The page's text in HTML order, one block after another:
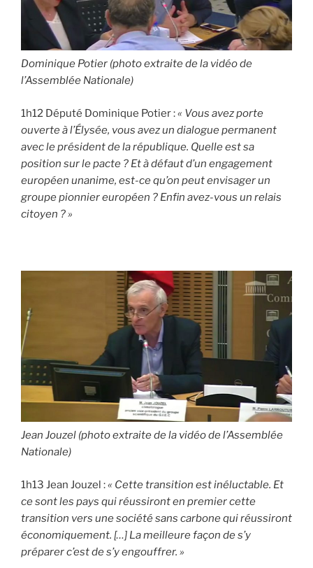
Dominique Potier (photo extraite de la vidéo de
l’Assemblée Nationale)
1h12 Député Dominique Potier :« Vous avez porte
ouverte à l’Élysée, vous avez un dialogue permanent
avec le président de la république. Quelle est sa
position sur le pacte ? Et à défaut d’un engagement
européen unanime, est-ce qu’on peut envisager un
groupe pionnier européen ? Enfin avez-vous un relais
citoyen ? »
Jean Jouzel (photo extraite de la vidéo de l’Assemblée
Nationale)
1h13 Jean Jouzel :« Cette transition est inéluctable. Et
ce sont les pays qui réussiront en premier cette
transition vers une société sans carbone qui réussiront
économiquement. […] La meilleure façon de s’y
préparer c’est de s’y engouffrer. »